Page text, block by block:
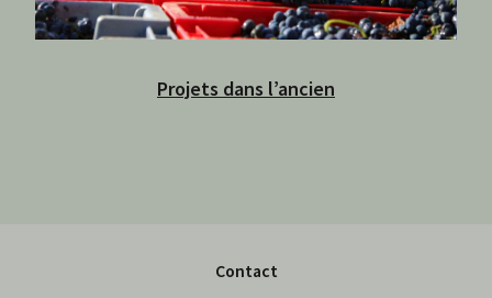
Projets dans l’ancien
Contact